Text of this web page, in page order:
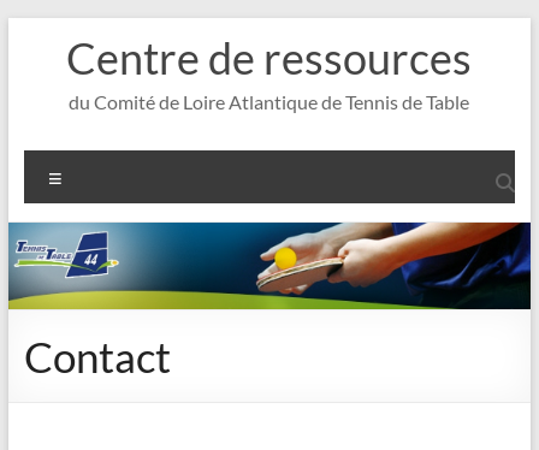
contenuCentre de ressources
du Comité de Loire Atlantique de Tennis de Table
Contact